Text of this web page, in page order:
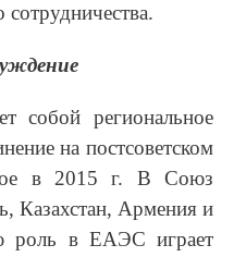
собой региональное
на постсоветском
в 2015 г. В Союз
Казахстан, Армения и
роль в ЕАЭС играет